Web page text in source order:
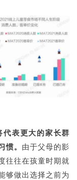
表更大的家长群
。 由于父母的影
往往在孩童时期就
够做出选择之前为